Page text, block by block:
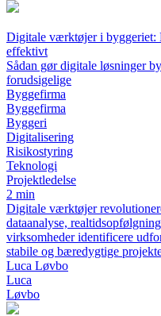
Digitale værktøjer i byggeriet:
effektivt
Sådan gør digitale løsninger
forudsigelige
Byggefirma
Byggefirma
Byggeri
Digitalisering
Risikostyring
Teknologi
Projektledelse
2 min
Digitale værktøjer
dataanalyse,
virksomheder identificere
stabile og bæredygtige
Luca Løvbo
Luca
Løvbo